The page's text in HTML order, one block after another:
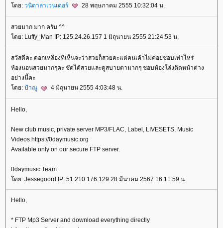
ดย: วนิดาลาเวนเดอร์ 28 พฤษภาคม 2555 10:32:04 น.
สวยมาก มาก ครับ ^^
ดย: Luffy_Man IP: 125.24.26.157 1 มิถุนายน 2555 21:24:53 น.
สวัสดีคะ ดอกเหลืองที่เห็นจะว่าสวยก็สวยคะแต่คนเค้าไม่ค่อยชอบเท่าไหร่
ห้องนอนสวยมากๆคะ ชัดได้สวยและดูสบายตามากๆ ชอบห้องโล่งติดหน้าต่าง
อย่างนี้คะ
ดย: ป้าณู 4 มิถุนายน 2555 4:03:48 น.
Hello,
New club music, private server MP3/FLAC, Label, LIVESETS, Music
Videos https://0daymusic.org
Available only on our secure FTP server.
0daymusic Team
ดย: Jessegoord IP: 51.210.176.129 28 มีนาคม 2567 16:11:59 น.
Hello,
* FTP Mp3 Server and download everything directly